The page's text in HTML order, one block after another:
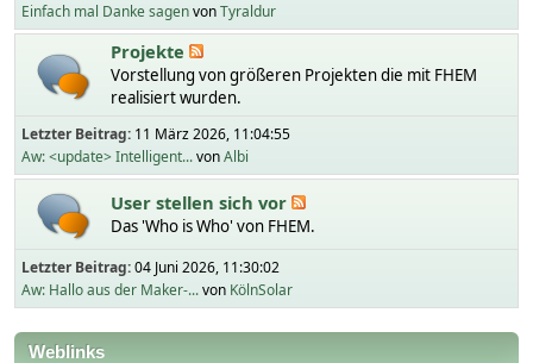
Einfach mal Danke sagenvonTyraldur
Projekte
Vorstellung von größeren Projekten die mit FHEM
realisiert wurden.
Letzter Beitrag: 11 März 2026, 11:04:55
Aw: <update> Intelligent...vonAlbi
User stellen sich vor
Das 'Who is Who' von FHEM.
Letzter Beitrag:04 Juni 2026, 11:30:02
Aw: Hallo aus der Maker-...von KölnSolar
Weblinks